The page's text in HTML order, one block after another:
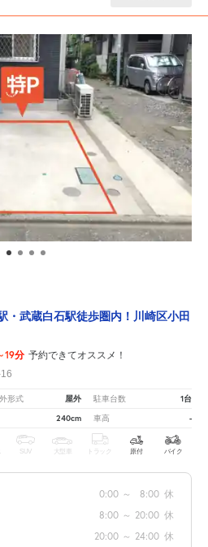
・武蔵白石駅徒歩圏内！川崎区小田
19分 予約できてオススメ！
形式 屋外 駐車台数 1台
240cm 車高 -
SUV 大型車 トラック 原付 バイク
0:00 ～ 8:00 休
8:00 ～ 20:00 休
20:00 ～ 24:00 休